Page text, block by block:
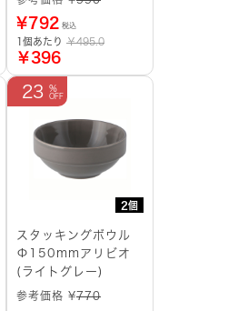
¥792 税込
1個あたり ￥495.0
￥396
2個
23
スタッキングボウル
Φ150mmアリビオ
(ライトグレー)
参考価格 ¥770